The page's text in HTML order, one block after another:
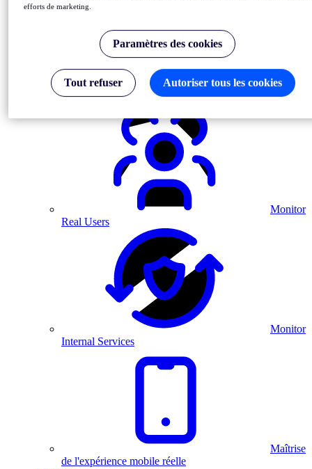
Manage
Monitor
Real Users
Monitor
Internal Services
Maîtrise
de l'expérience mobile réelle
efforts de marketing.
Paramètres des cookies
Tout refuser Autoriser tous les cookies